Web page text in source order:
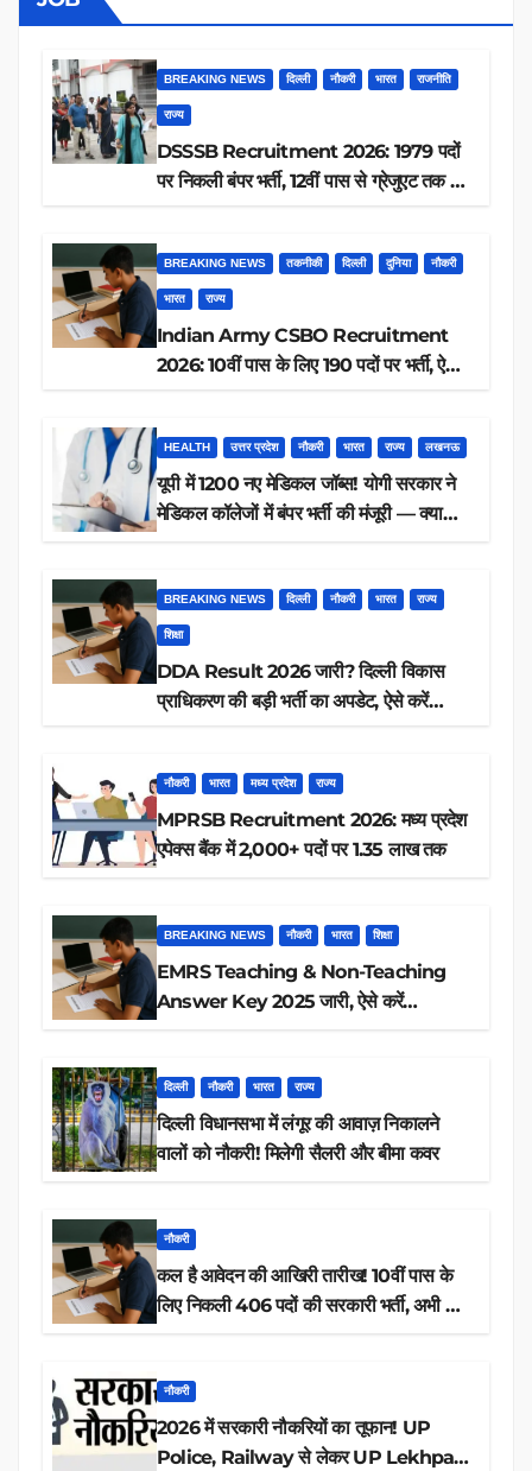
BREAKING NEWS दिल्ली नौकरी भारत राजनीति
राज्य
DSSSB Recruitment 2026: 1979 पदों
पर निकली बंपर भर्ती, 12वीं पास से ग्रेजुएट तक करें
BREAKING NEWS तकनीकी दिल्ली दुनिया नौकरी
भारत राज्य
Indian Army CSBO Recruitment
2026: 10वीं पास के लिए 190 पदों पर भर्ती, ऐसे
HEALTH उत्तर प्रदेश नौकरी भारत राज्य लखनऊ
यूपी में 1200 नए मेडिकल जॉब्स! योगी सरकार ने
मेडिकल कॉलेजों में बंपर भर्ती की मंजूरी — क्या
BREAKING NEWS दिल्ली नौकरी भारत राज्य
शिक्षा
DDA Result 2026 जारी? दिल्ली विकास
प्राधिकरण की बड़ी भर्ती का अपडेट, ऐसे करें
नौकरी भारत मध्य प्रदेश राज्य
MPRSB Recruitment 2026: मध्य प्रदेश
एपेक्स बैंक में 2,000+ पदों पर 1.35 लाख तक
BREAKING NEWS नौकरी भारत शिक्षा
EMRS Teaching & Non-Teaching
Answer Key 2025 जारी, ऐसे करें
दिल्ली नौकरी भारत राज्य
दिल्ली विधानसभा में लंगूर की आवाज़ निकालने
वालों को नौकरी! मिलेगी सैलरी और बीमा कवर
नौकरी
कल है आवेदन की आखिरी तारीख! 10वीं पास के
लिए निकली 406 पदों की सरकारी भर्ती, अभी करें
नौकरी
2026 में सरकारी नौकरियों का तूफान! UP
Police, Railway से लेकर UP Lekhpal